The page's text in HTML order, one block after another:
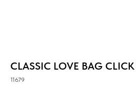
CLASSIC LOVE BAG
11679